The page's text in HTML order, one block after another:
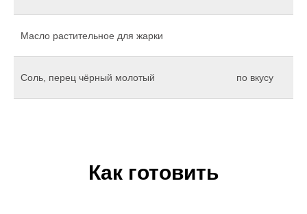
Масло растительное для жарки
Соль, перец чёрный молотый по вкусу
Как готовить